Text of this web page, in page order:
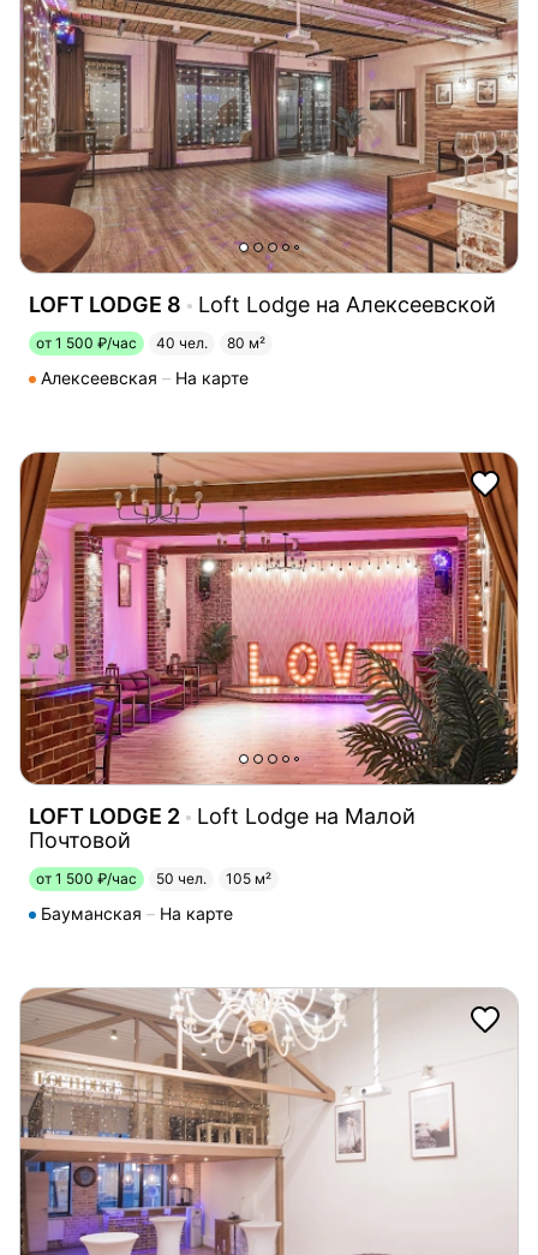
LOFT LODGE 8 Loft Lodge на Алексеевской
от 1 500 ₽/час 40 чел. 80 м²
Алексеевская На карте
LOFT LODGE 2
Loft Lodge на Малой
Почтовой
от 1 500 ₽/час 50 чел. 105 м²
Бауманская На карте